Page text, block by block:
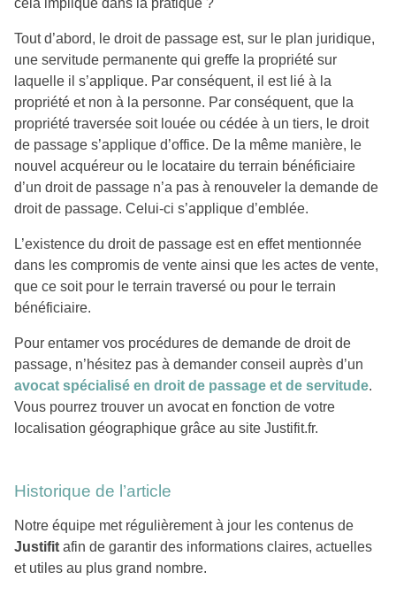
Tout d’abord, le droit de passage est, sur le plan juridique,
une servitude permanente qui greffe la propriété sur
laquelle il s’applique. Par conséquent, il est lié à la
propriété et non à la personne. Par conséquent, que la
propriété traversée soit louée ou cédée à un tiers, le droit
de passage s’applique d’office. De la même manière, le
nouvel acquéreur ou le locataire du terrain bénéficiaire
d’un droit de passage n’a pas à renouveler la demande de
droit de passage. Celui-ci s’applique d’emblée.
L’existence du droit de passage est en effet mentionnée
dans les compromis de vente ainsi que les actes de vente,
que ce soit pour le terrain traversé ou pour le terrain
bénéficiaire.
Pour entamer vos procédures de demande de droit de
passage, n’hésitez pas à demander conseil auprès d’un
avocat spécialisé en droit de passage et de servitude.
Vous pourrez trouver un avocat en fonction de votre
localisation géographique grâce au site Justifit.fr.
Historique de l’article
Notre équipe met régulièrement à jour les contenus de
Justifit afin de garantir des informations claires, actuelles
et utiles au plus grand nombre.